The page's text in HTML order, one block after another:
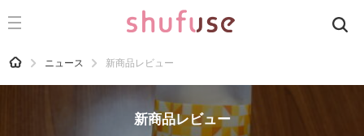
CATEGORY 記事カテゴリ
気になる
HOME ニュース 新商品レビュー
新商品レビュー